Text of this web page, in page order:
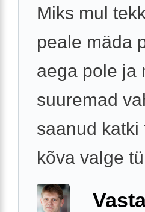
Miks mul
peale mäda
aega pole ja
suuremad
saanud
kõva valge